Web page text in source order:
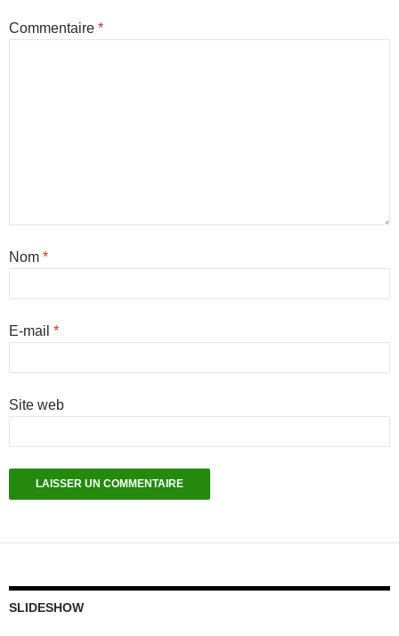
Commentaire *
Nom *
E-mail *
Site web
SLIDESHOW